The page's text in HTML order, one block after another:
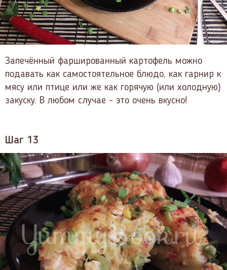
Запечённый фаршированный картофель можно
подавать как самостоятельное блюдо, как гарнир к
мясу или птице или же как горячую (или холодную)
закуску. В любом случае - это очень вкусно!
Шаг 13